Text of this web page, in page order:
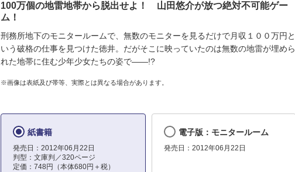
100万個の地雷地帯から脱出せよ！ 山田悠介が放つ絶対不可能ゲー
ム！
刑務所地下のモニタールームで、無数のモニターを見るだけで月収１００万円と
いう破格の仕事を見つけた徳井。だがそこに映っていたのは無数の地雷が埋めら
れた地帯に住む少年少女たちの姿で――!?
※画像は表紙及び帯等、実際とは異なる場合があります。
紙書籍
発売日：2012年06月22日
判型：文庫判／320ページ
定価：748円（本体680円＋税）
電子版：モニタールーム
発売日：2012年06月22日